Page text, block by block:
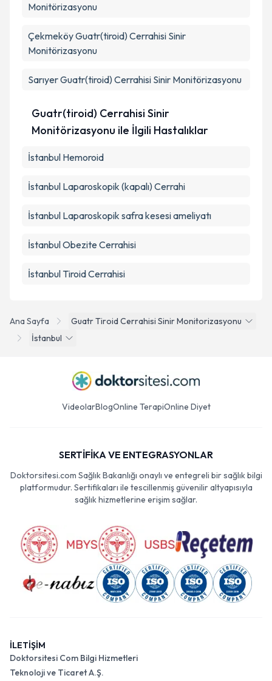
Ana Sayfa
Guatr Tiroid Cerrahisi Sinir Monitorizasyonu
İstanbul
Monitörizasyonu
ÇekmeköyGuatr(tiroid) Cerrahisi Sinir
Monitörizasyonu
SarıyerGuatr(tiroid) Cerrahisi Sinir Monitörizasyonu
Guatr(tiroid) Cerrahisi Sinir
Monitörizasyonu ile İlgili Hastalıklar
İstanbul Hemoroid
İstanbul Laparoskopik (kapalı) Cerrahi
İstanbul Laparoskopik safra kesesi ameliyatı
İstanbul Obezite Cerrahisi
İstanbul Tiroid Cerrahisi
VideolarBlogOnline TerapiOnline Diyet
SERTİFİKA VE ENTEGRASYONLAR
Doktorsitesi.com Sağlık Bakanlığı onaylı ve entegreli bir sağlık bilgi
platformudur. Sertifikaları ile tescillenmiş güvenilir altyapısıyla
sağlık hizmetlerine erişim sağlar.
İLETİŞİM
Doktorsitesi Com Bilgi Hizmetleri
Teknoloji ve Ticaret A.Ş.